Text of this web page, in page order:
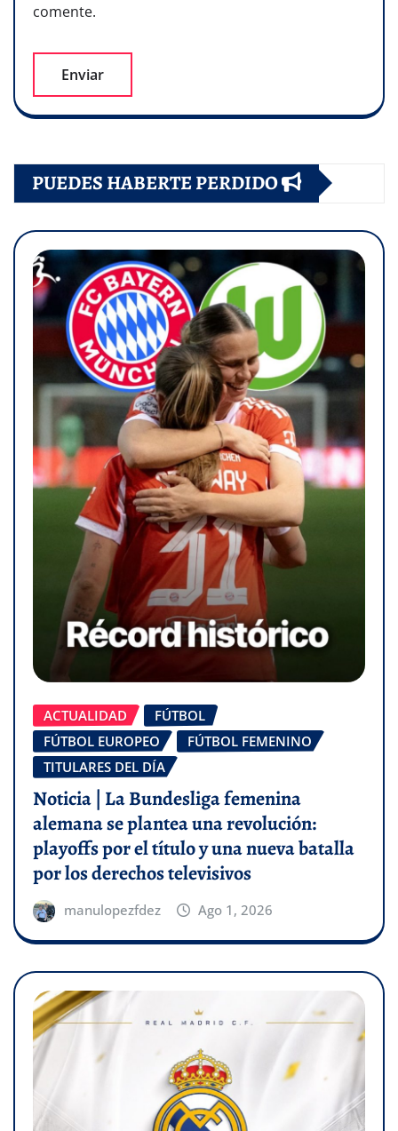
comente.
PUEDES HABERTE PERDIDO
ACTUALIDAD
FÚTBOL
FÚTBOL EUROPEO
FÚTBOL FEMENINO
TITULARES DEL DÍA
Noticia | La Bundesliga femenina
alemana se plantea una revolución:
playoffs por el título y una nueva batalla
por los derechos televisivos
manulopezfdez Ago 1, 2026